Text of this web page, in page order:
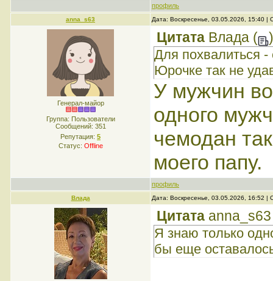
профиль
anna_s63 Дата: Воскресенье, 03.05.2026, 15:40
Генерал-майор
Группа: Пользователи
Сообщений: 351
Репутация: 5
Статус: Offline
Цитата Влада ( )
Для похвалиться -
Юрочке так не
У мужчин
одного
чемодан
моего папу.
профиль
Влада Дата: Воскресенье, 03.05.2026, 16:52
Цитата anna_s63
Я знаю только
бы еще